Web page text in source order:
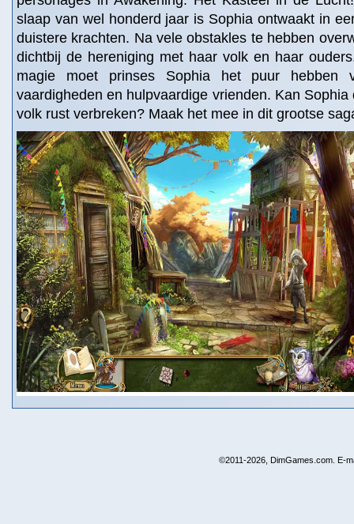
slaap van wel honderd jaar is Sophia ontwaakt in
duistere krachten. Na vele obstakles te hebben
dichtbij de hereniging met haar volk en haar
magie moet prinses Sophia het puur hebben
vaardigheden en hulpvaardige vrienden. Kan
volk rust verbreken? Maak het mee in dit grootse
©2011-2026, DimGames.com. E-